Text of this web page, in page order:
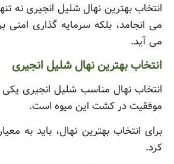
انتخاب بهترین نهال شلیل انجیری نه
می انجامد، بلکه سرمایه گذاری امنی
می آید.
انتخاب بهترین نهال شلیل انجیری
انتخاب نهال مناسب شلیل انجیری
موفقیت در کشت این میوه است.
برای انتخاب بهترین نهال، باید به
کرد.